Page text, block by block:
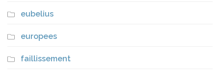
eubelius
europees
faillissement